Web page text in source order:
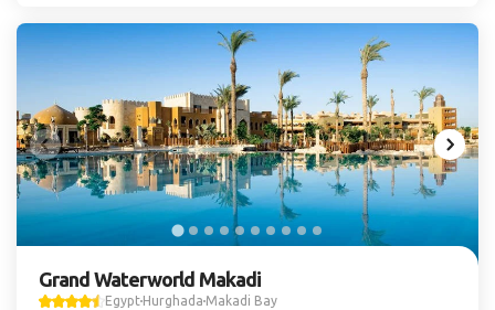
Grand Waterworld Makadi
Egypt Hurghada Makadi Bay